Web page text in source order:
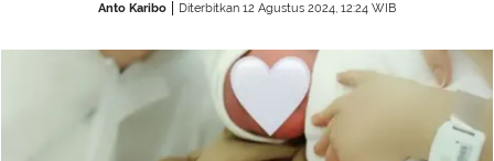
Anto Karibo Diterbitkan 12 Agustus 2024, 12:24 WIB